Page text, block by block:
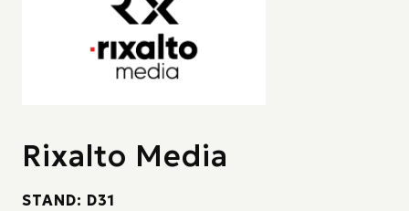
Rixalto Media
STAND: D31